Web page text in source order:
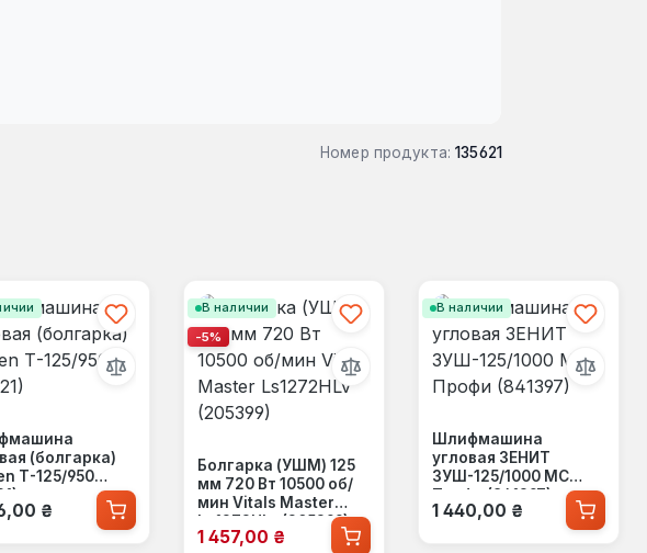
Номер продукта: 135621
(болгарка)
Т-125/950
цена:
₴
В наличии
-5%
Болгарка (УШМ) 125
мм 720 Вт 10500 об/
мин Vitals Master
Ls1272HLv (205399)
Цена продажи:
1 457,00 ₴
В наличии
Шлифмашина
угловая ЗЕНИТ
ЗУШ-125/1000 МС
Профи (841397)
Обычная цена:
1 440,00 ₴